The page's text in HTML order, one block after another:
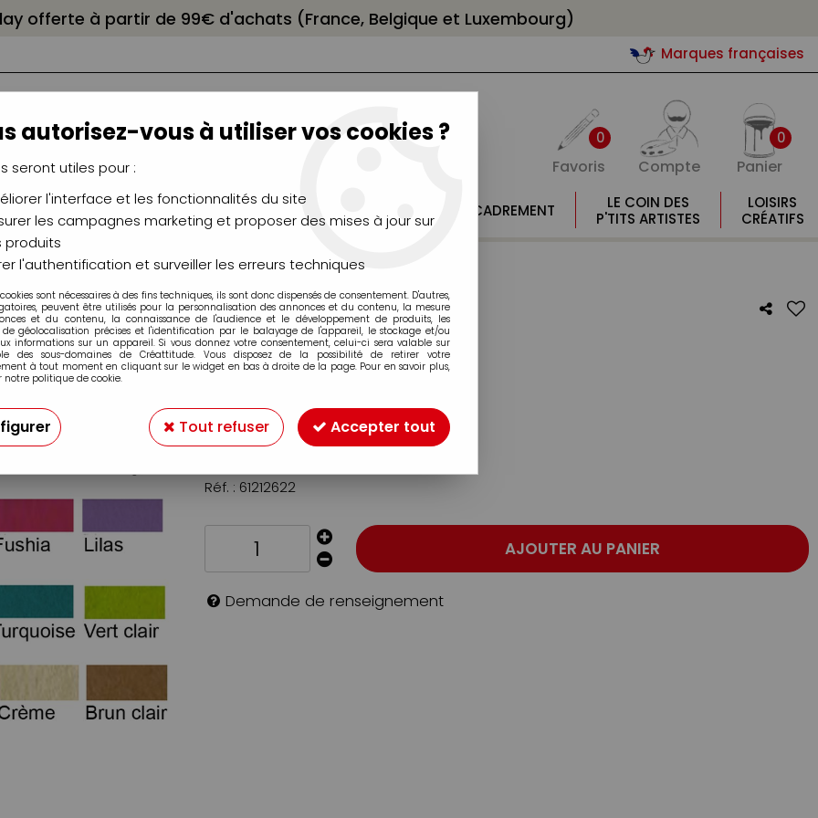
offerte à partir de 99€ d'achats (France, Belgique et Luxembourg)
Marques françaises
0
Favoris Compte
0
Panier
CHÂSSIS
CHEVALETS
AÉROGRAPHIE
MODÉLISME
MOULAGE
ENCADREMENT
LE COIN DES
P'TITS ARTISTES
LOISIRS
CRÉATIFS
>FEUTRINE A4 CHAIR
FEUTRINE A4 CHAIR
Soyez le premier à donner votre avis !
0,75€TTC
Réf. : 61212622
AJOUTER AU PANIER
Demande de renseignement
autorisez-vous à utiliser vos cookies ?
seront utiles pour :
l'interface et les fonctionnalités du site
les campagnes marketing et proposer des mises à jour sur
produits
l'authentification et surveiller les erreurs techniques
sont nécessaires à des fins techniques, ils sont donc dispensés de consentement. D'autres,
peuvent être utilisés pour la personnalisation des annonces et du contenu, la mesure
et du contenu, la connaissance de l'audience et le développement de produits, les
de géolocalisation précises et l'identification par le balayage de l'appareil, le stockage et/ou
informations sur un appareil. Si vous donnez votre consentement, celui-ci sera valable sur
des sous-domaines de Créattitude. Vous disposez de la possibilité de retirer votre
à tout moment en cliquant sur le widget en bas à droite de la page. Pour en savoir plus,
notre politique de cookie.
Tout refuser Accepter tout